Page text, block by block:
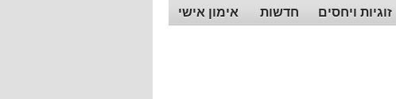
זוגיות ויחסים חדשות אימון אישי